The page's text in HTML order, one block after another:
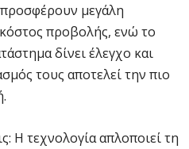
μεγάλη
προβολής, ενώ το
δίνει έλεγχο και
τους αποτελεί την πιο
Η τεχνολογία απλοποιεί τη